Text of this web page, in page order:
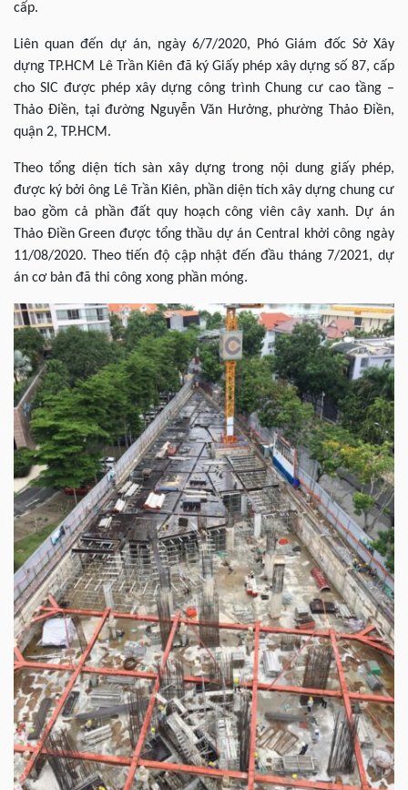
cấp.
Liên quan đến dự án, ngày 6/7/2020, Phó Giám đốc Sở Xây
dựng TP.HCM Lê Trần Kiên đã ký Giấy phép xây dựng số 87, cấp
cho SIC được phép xây dựng công trình Chung cư cao tầng –
Thảo Điền, tại đường Nguyễn Văn Hưởng, phường Thảo Điền,
quận 2, TP.HCM.
Theo tổng diện tích sàn xây dựng trong nội dung giấy phép,
được ký bởi ông Lê Trần Kiên, phần diện tích xây dựng chung cư
bao gồm cả phần đất quy hoạch công viên cây xanh. Dự án
Thảo Điền Green được tổng thầu dự án Central khởi công ngày
11/08/2020. Theo tiến độ cập nhật đến đầu tháng 7/2021, dự
án cơ bản đã thi công xong phần móng.